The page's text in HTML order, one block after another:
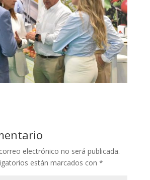
electrónico no será publicada.
están marcados con *